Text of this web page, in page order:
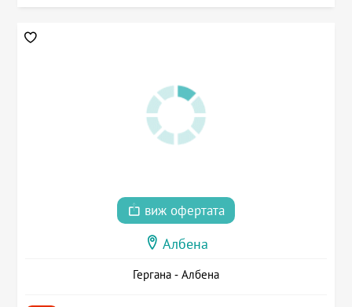
виж офертата
Албена
Гергана - Албена